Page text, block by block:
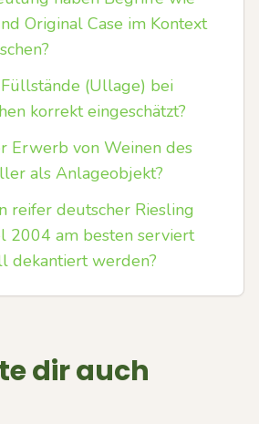
Original Case im Kontext
(Ullage) bei
korrekt eingeschätzt?
Erwerb von Weinen des
als Anlageobjekt?
reifer deutscher Riesling
2004 am besten serviert
dekantiert werden?
dir auch